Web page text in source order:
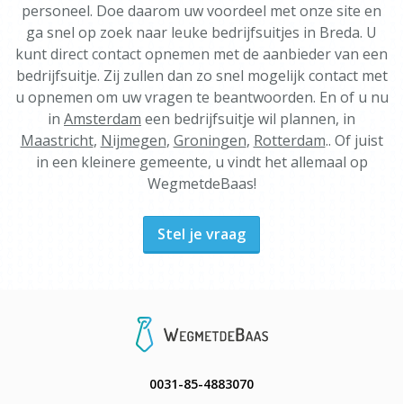
personeel. Doe daarom uw voordeel met onze site en
ga snel op zoek naar leuke bedrijfsuitjes in Breda. U
kunt direct contact opnemen met de aanbieder van een
bedrijfsuitje. Zij zullen dan zo snel mogelijk contact met
u opnemen om uw vragen te beantwoorden. En of u nu
in Amsterdam een bedrijfsuitje wil plannen, in
Maastricht, Nijmegen, Groningen, Rotterdam.. Of juist
in een kleinere gemeente, u vindt het allemaal op
WegmetdeBaas!
Stel je vraag
0031-85-4883070